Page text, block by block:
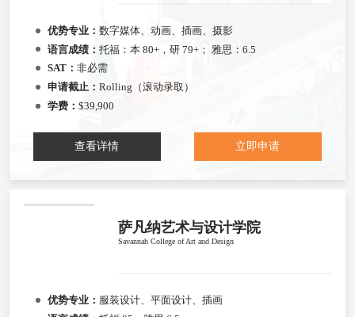
优势专业： 数字媒体、动画、插画、摄影
语言成绩： 托福：本 80+，研 79+； 雅思：6.5
SAT： 非必需
申请截止： Rolling（滚动录取）
学费： $39,900
查看详情 立即申请
萨凡纳艺术与设计学院
Savannah College of Art and Design
优势专业： 服装设计、平面设计、插画